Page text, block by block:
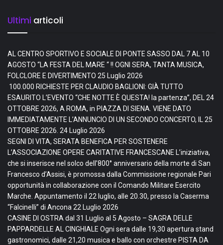
Ultimi articoli
AL CENTRO SPORTIVO E SOCIALE DI PONTE SASSO DAL 7 AL 10
AGOSTO “LA FESTA DEL MARE “ !! OGNI SERA, TANTA MUSICA,
FOLCLORE E DIVERTIMENTO 25 Luglio 2026
100.000 RICHIESTE PER CLAUDIO BAGLIONI: GIÀ TUTTO
ESAURITO L’EVENTO “CHE NOTTE È QUESTA! la partenza”, DEL 24
OTTOBRE 2026, A ROMA, in PIAZZA DI SIENA. VIENE DATO
IMMEDIATAMENTE L’ANNUNCIO DI UN SECONDO CONCERTO, IL 25
OTTOBRE 2026. 24 Luglio 2026
SEGNI DI VITA, SERATA BENEFICA PER SOSTENERE
L’ASSOCIAZIONE OPERE CARITATIVE FRANCESCANE L’iniziativa,
che si inserisce nel solco dell’800° anniversario della morte di San
Francesco d’Assisi, è promossa dalla Commissione regionale Pari
opportunità in collaborazione con il Comando Militare Esercito
Marche. Appuntamento il 22 luglio, alle 20.30, presso la Caserma
“Falcinelli” di Ancona 22 Luglio 2026
CASINE DI OSTRA dal 31 Luglio al 5 Agosto – SAGRA DELLE
PAPPARDELLE AL CINGHIALE Ogni sera dalle 19,30 apertura stand
gastronomici, dalle 21,20 musica e ballo con orchestre PISTA DA